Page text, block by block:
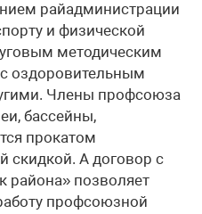
райадминистрации
и физической
методическим
оздоровительным
Члены профсоюза
бассейны,
прокатом
скидкой. А договор с
района» позволяет
профсоюзной